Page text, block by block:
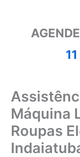
Máquina
Roupas